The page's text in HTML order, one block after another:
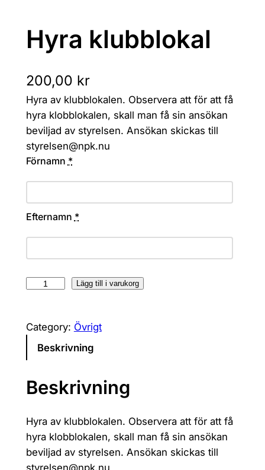
Hyra klubblokal
200,00 kr
Hyra av klubblokalen. Observera att för att få
hyra klobblokalen, skall man få sin ansökan
beviljad av styrelsen. Ansökan skickas till
styrelsen@npk.nu
Förnamn *
Efternamn *
a
l
b
l
o
k
Lägg till i varukorg
Category: Övrigt
Beskrivning
Beskrivning
Hyra av klubblokalen. Observera att för att få
hyra klobblokalen, skall man få sin ansökan
beviljad av styrelsen. Ansökan skickas till